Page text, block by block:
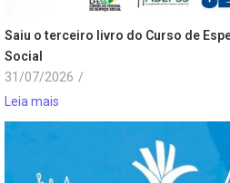
Saiu o terceiro livro do Curso de
Social
31/07/2026 /
Leia mais